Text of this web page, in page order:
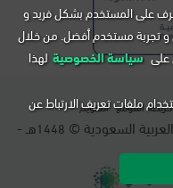
خريطة الموقع التقويم
السعودية © 1448هـ -
الوطني
على المستخدم بشكل فريد و
و تجربة مستخدم أفضل. من خلال
على سياسة الخصوصية لهذا
ملفات تعريف الارتباط عن